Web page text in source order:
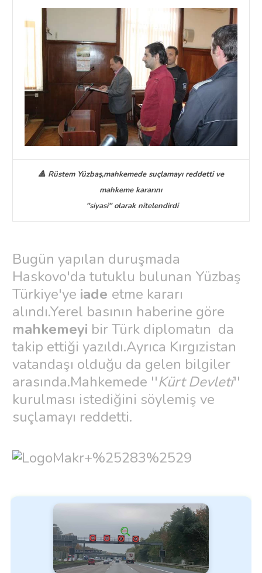
🔺 Rüstem Yüzbaş,mahkemede suçlamayı reddetti ve
mahkeme kararını
''siyasi'' olarak nitelendirdi
Bugün yapılan duruşmada
Haskovo'da tutuklu bulunan Yüzbaş
Türkiye'ye iade etme kararı
alındı.Yerel basının haberine göre
mahkemeyi bir Türk diplomatın da
takip ettiği yazıldı.Ayrıca Kırgızistan
vatandaşı olduğu da gelen bilgiler
arasında.Mahkemede ''Kürt Devleti''
kurulması istediğini söylemiş ve
suçlamayı reddetti.